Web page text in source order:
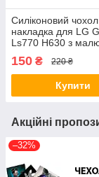
Силіконовий чохол
накладка для LG
Ls770 H630 з
Ловець снів
150 ₴ 220 ₴
Купити
Акційні
–32%